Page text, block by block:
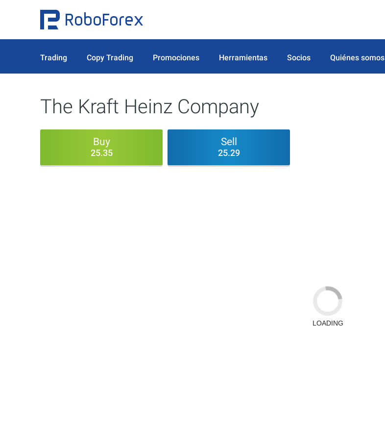
Trading Copy Trading Promociones Herramientas Socios Quiénes somos
The Kraft Heinz Company
Buy
25.35
Sell
25.29